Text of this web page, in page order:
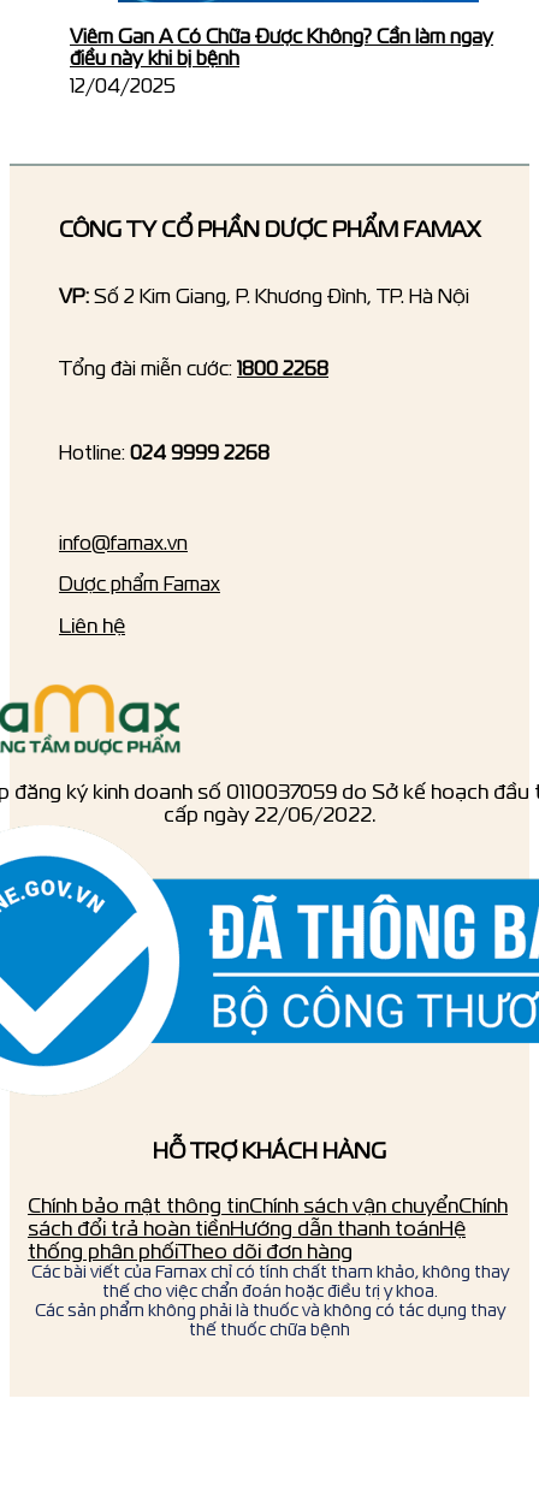
Viêm Gan A Có Chữa Được Không? Cần làm ngay
điều này khi bị bệnh
12/04/2025
đăng ký kinh doanh số ‎0110037059 do Sở kế hoạch đầu
cấp ngày 22/06/2022.
CÔNG TY CỔ PHẦN DƯỢC PHẨM FAMAX
VP: Số 2 Kim Giang, P. Khương Đình, TP. Hà Nội
Tổng đài miễn cước: 1800 2268
Hotline: 024 9999 2268
info@famax.vn
Dược phẩm Famax
Liên hệ
HỖ TRỢ KHÁCH HÀNG
Chính bảo mật thông tinChính sách vận chuyểnChính
sách đổi trả hoàn tiềnHướng dẫn thanh toánHệ
thống phân phốiTheo dõi đơn hàng
Các bài viết của Famax chỉ có tính chất tham khảo, không thay
thế cho việc chẩn đoán hoặc điều trị y khoa.
Các sản phẩm không phải là thuốc và không có tác dụng thay
thế thuốc chữa bệnh